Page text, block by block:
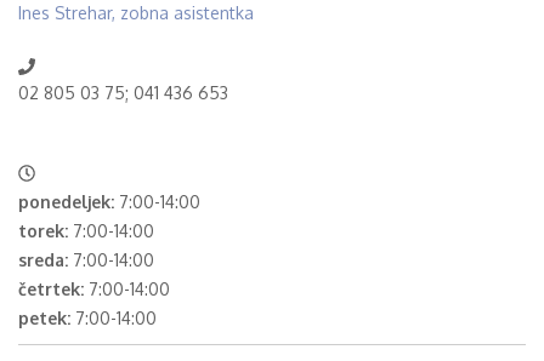
Ines Strehar, zobna asistentka
02 805 03 75; 041 436 653
ponedeljek: 7:00-14:00
torek: 7:00-14:00
sreda: 7:00-14:00
četrtek: 7:00-14:00
petek: 7:00-14:00